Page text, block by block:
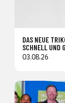
DAS NEUE
SCHNELL UND
03.08.26